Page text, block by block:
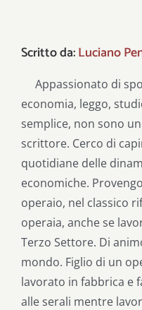
Scritto da:Luciano
Appassionato di
economia, leggo,
semplice, non sono
scrittore. Cerco di
quotidiane delle
economiche.
operaio, nel classico
operaia, anche se
Terzo Settore. Di
mondo. Figlio di un
lavorato in fabbrica e
alle serali mentre